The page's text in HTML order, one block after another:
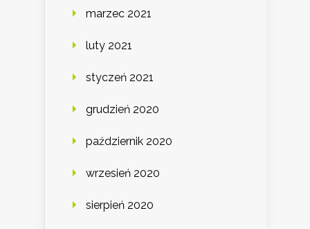
marzec 2021
luty 2021
styczeń 2021
grudzień 2020
październik 2020
wrzesień 2020
sierpień 2020